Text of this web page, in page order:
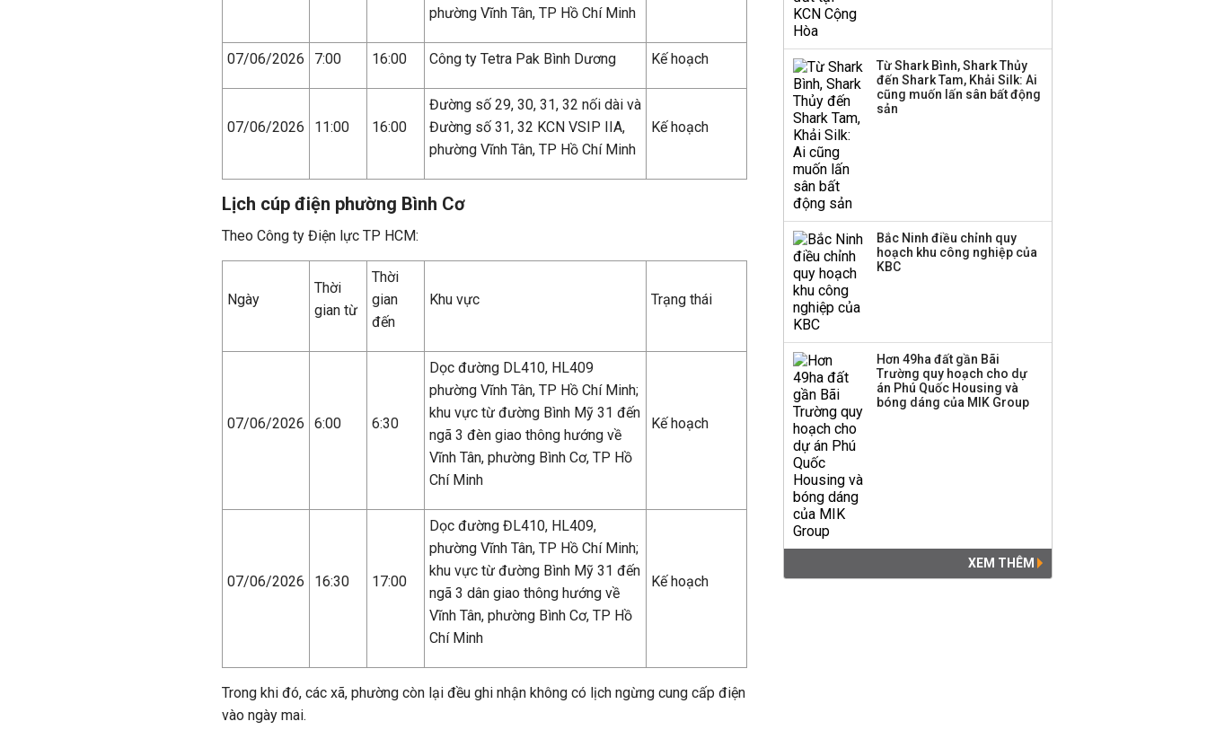
phường Vĩnh Tân, TP Hồ Chí Minh
07/06/2026 7:00 16:00 Công ty Tetra Pak Bình Dương Kế hoạch
07/06/2026 11:00 16:00
Đường số 29, 30, 31, 32 nối dài và
Đường số 31, 32 KCN VSIP IIA,
phường Vĩnh Tân, TP Hồ Chí Minh
Kế hoạch
Lịch cúp điện phường Bình Cơ
Theo Công ty Điện lực TP HCM:
Ngày
Thời
gian từ
Thời
gian
đến
Khu vực Trạng thái
07/06/2026 6:00 6:30
Dọc đường DL410, HL409
phường Vĩnh Tân, TP Hồ Chí Minh;
khu vực từ đường Bình Mỹ 31 đến
ngã 3 đèn giao thông hướng về
Vĩnh Tân, phường Bình Cơ, TP Hồ
Chí Minh
Kế hoạch
07/06/2026 16:30 17:00
Dọc đường ĐL410, HL409,
phường Vĩnh Tân, TP Hồ Chí Minh;
khu vực từ đường Bình Mỹ 31 đến
ngã 3 dân giao thông hướng về
Vĩnh Tân, phường Bình Cơ, TP Hồ
Chí Minh
Kế hoạch
Trong khi đó, các xã, phường còn lại đều ghi nhận không có lịch ngừng cung cấp điện
vào ngày mai.
Lãi thuần từ dịch vụ
nhiều ngân hàng tăng
ba chữ số trong nửa
đầu năm:
Từ Shark Bình, Shark Thủy
đến Shark Tam, Khải Silk: Ai
cũng muốn lấn sân bất động
sản
Bắc Ninh điều chỉnh quy
hoạch khu công nghiệp của
KBC
Hơn 49ha đất gần Bãi
Trường quy hoạch cho dự
án Phú Quốc Housing và
bóng dáng của MIK Group
XEM THÊM